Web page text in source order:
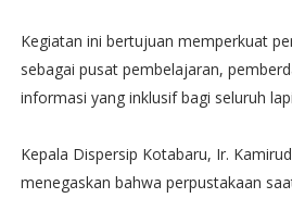
Kegiatan ini bertujuan memperkuat
sebagai pusat pembelajaran,
informasi yang inklusif bagi seluruh
Kepala Dispersip Kotabaru, Ir.
menegaskan bahwa perpustakaan